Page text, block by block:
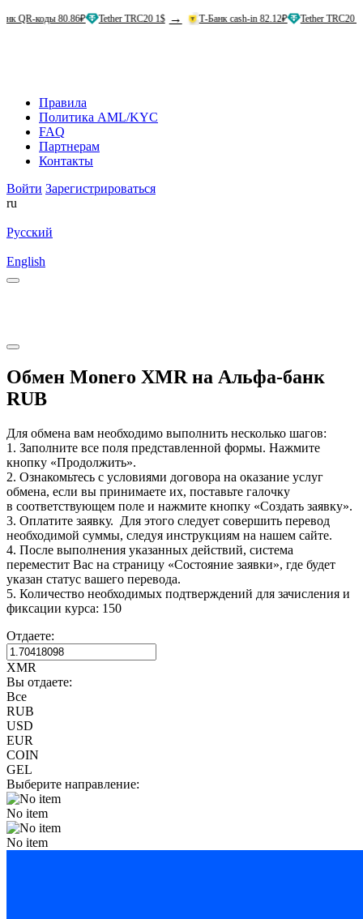
80.86₽ Tether TRC20 1$ → Т-Банк cash-in 82.12₽ Tether TRC20 1$ →
Правила
Политика AML/KYC
FAQ
Партнерам
Контакты
Войти Зарегистрироваться
ru
Русский
English
Обмен Monero XMR на Альфа-банк
RUB
Для обмена вам необходимо выполнить несколько шагов:
1. Заполните все поля представленной формы. Нажмите
кнопку «Продолжить».
2. Ознакомьтесь с условиями договора на оказание услуг
обмена, если вы принимаете их, поставьте галочку
в соответствующем поле и нажмите кнопку «Создать заявку».
3. Оплатите заявку. Для этого следует совершить перевод
необходимой суммы, следуя инструкциям на нашем сайте.
4. После выполнения указанных действий, система
переместит Вас на страницу «Состояние заявки», где будет
указан статус вашего перевода.
5. Количество необходимых подтверждений для зачисления и
фиксации курса: 150
Отдаете:
XMR
Вы отдаете:
Все
RUB
USD
EUR
COIN
GEL
Выберите направление:
No item
No item